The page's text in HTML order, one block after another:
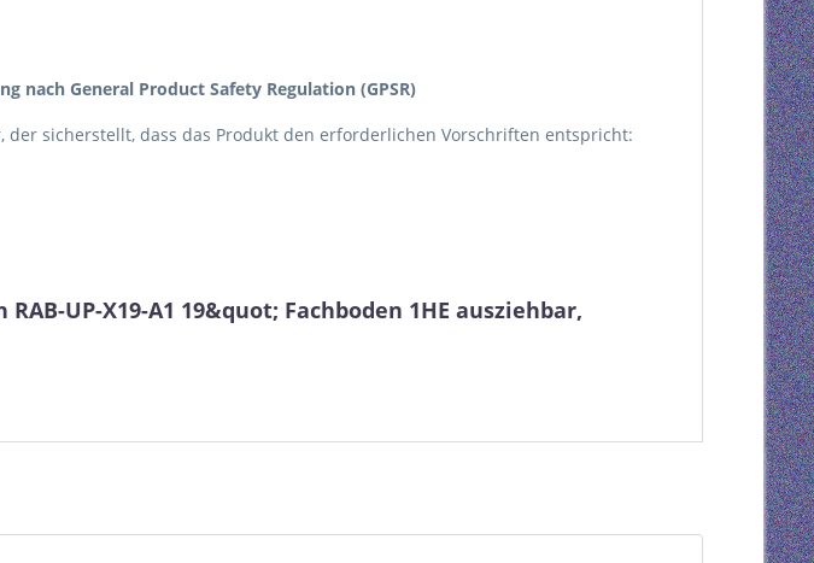
nach General Product Safety Regulation (GPSR)
der sicherstellt, dass das Produkt den erforderlichen Vorschriften entspricht:
UP-X19-A1 19&quot; Fachboden 1HE ausziehbar,